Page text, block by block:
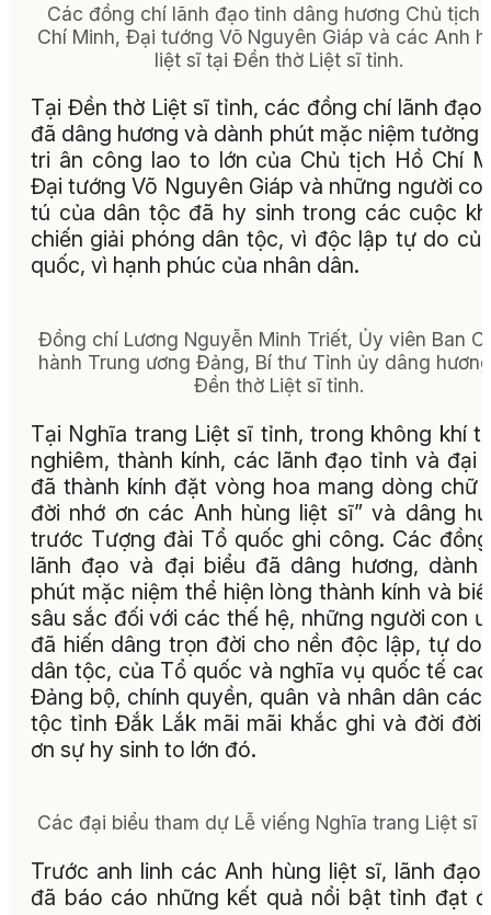
Các đồng chí lãnh đạo tỉnh dâng hương Chủ tịch
Chí Minh, Đại tướng Võ Nguyên Giáp và các Anh
liệt sĩ tại Đền thờ Liệt sĩ tỉnh.
Tại Đền thờ Liệt sĩ tỉnh, các đồng chí lãnh đạo
đã dâng hương và dành phút mặc niệm tưởng
tri ân công lao to lớn của Chủ tịch Hồ Chí
Đại tướng Võ Nguyên Giáp và những người
tú của dân tộc đã hy sinh trong các cuộc
chiến giải phóng dân tộc, vì độc lập tự do
quốc, vì hạnh phúc của nhân dân.
Đồng chí Lương Nguyễn Minh Triết, Ủy viên Ban
hành Trung ương Đảng, Bí thư Tỉnh ủy dâng
Đền thờ Liệt sĩ tỉnh.
Tại Nghĩa trang Liệt sĩ tỉnh, trong không khí
nghiêm, thành kính, các lãnh đạo tỉnh và đại
đã thành kính đặt vòng hoa mang dòng chữ
đời nhớ ơn các Anh hùng liệt sĩ” và dâng
trước Tượng đài Tổ quốc ghi công. Các
lãnh đạo và đại biểu đã dâng hương, dành
phút mặc niệm thể hiện lòng thành kính và
sâu sắc đối với các thế hệ, những người con
đã hiến dâng trọn đời cho nền độc lập, tự do
dân tộc, của Tổ quốc và nghĩa vụ quốc tế
Đảng bộ, chính quyền, quân và nhân dân các
tộc tỉnh Đắk Lắk mãi mãi khắc ghi và đời đời
ơn sự hy sinh to lớn đó.
Các đại biểu tham dự Lễ viếng Nghĩa trang Liệt sĩ
Trước anh linh các Anh hùng liệt sĩ, lãnh đạo
đã báo cáo những kết quả nổi bật tỉnh đạt